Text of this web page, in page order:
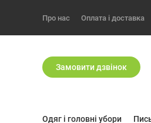
Про нас Оплата і доставка
Замовити дзвiнок
Одяг і головні убори